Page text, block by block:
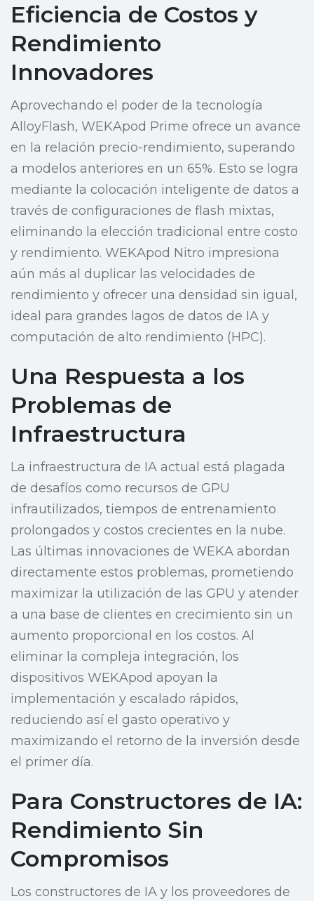
Eficiencia de Costos y
Rendimiento
Innovadores
Aprovechando el poder de la tecnología
AlloyFlash, WEKApod Prime ofrece un avance
en la relación precio-rendimiento, superando
a modelos anteriores en un 65%. Esto se logra
mediante la colocación inteligente de datos a
través de configuraciones de flash mixtas,
eliminando la elección tradicional entre costo
y rendimiento. WEKApod Nitro impresiona
aún más al duplicar las velocidades de
rendimiento y ofrecer una densidad sin igual,
ideal para grandes lagos de datos de IA y
computación de alto rendimiento (HPC).
Una Respuesta a los
Problemas de
Infraestructura
La infraestructura de IA actual está plagada
de desafíos como recursos de GPU
infrautilizados, tiempos de entrenamiento
prolongados y costos crecientes en la nube.
Las últimas innovaciones de WEKA abordan
directamente estos problemas, prometiendo
maximizar la utilización de las GPU y atender
a una base de clientes en crecimiento sin un
aumento proporcional en los costos. Al
eliminar la compleja integración, los
dispositivos WEKApod apoyan la
implementación y escalado rápidos,
reduciendo así el gasto operativo y
maximizando el retorno de la inversión desde
el primer día.
Para Constructores de IA:
Rendimiento Sin
Compromisos
Los constructores de IA y los proveedores de